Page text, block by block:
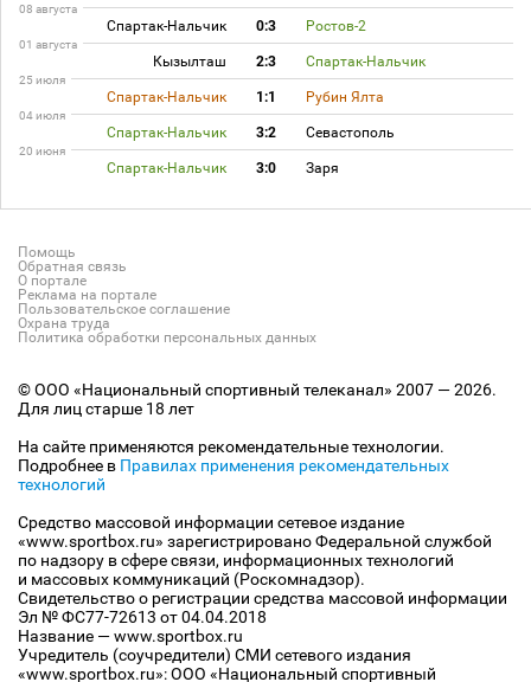
08 августа
Спартак-Нальчик 0:3 Ростов-2
01 августа
Кызылташ 2:3 Спартак-Нальчик
25 июля
Спартак-Нальчик 1:1 Рубин Ялта
04 июля
Спартак-Нальчик 3:2 Севастополь
20 июня
Спартак-Нальчик 3:0 Заря
Помощь
Обратная связь
О портале
Реклама на портале
Пользовательское соглашение
Охрана труда
Политика обработки персональных данных
© ООО «Национальный спортивный телеканал» 2007 — 2026.
Для лиц старше 18 лет
На сайте применяются рекомендательные технологии.
Подробнее в Правилах применения рекомендательных
технологий
Средство массовой информации сетевое издание
«www.sportbox.ru» зарегистрировано Федеральной службой
по надзору в сфере связи, информационных технологий
и массовых коммуникаций (Роскомнадзор).
Свидетельство о регистрации средства массовой информации
Эл № ФС77-72613 от 04.04.2018
Название — www.sportbox.ru
Учредитель (соучредители) СМИ сетевого издания
«www.sportbox.ru»: ООО «Национальный спортивный